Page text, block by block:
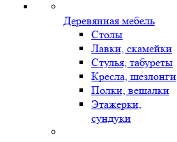
Деревянная мебель
Столы
Лавки, скамейки
Стулья, табуреты
Кресла, шезлонги
Полки, вешалки
Этажерки,
сундуки